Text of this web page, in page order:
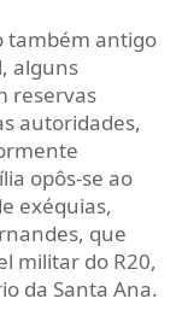
também antigo
alguns
reservas
autoridades,
opôs-se ao
exéquias,
que
militar do R20,
da Santa Ana.